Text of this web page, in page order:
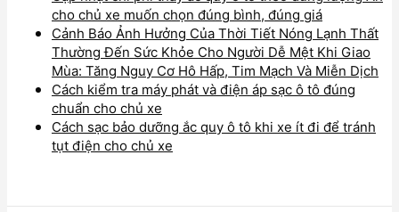
cho chủ xe muốn chọn đúng bình, đúng giá
Cảnh Báo Ảnh Hưởng Của Thời Tiết Nóng Lạnh Thất
Thường Đến Sức Khỏe Cho Người Dễ Mệt Khi Giao
Mùa: Tăng Nguy Cơ Hô Hấp, Tim Mạch Và Miễn Dịch
Cách kiểm tra máy phát và điện áp sạc ô tô đúng
chuẩn cho chủ xe
Cách sạc bảo dưỡng ắc quy ô tô khi xe ít đi để tránh
tụt điện cho chủ xe